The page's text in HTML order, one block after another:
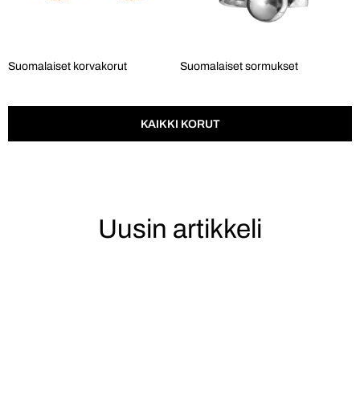
Suomalaiset korvakorut Suomalaiset sormukset
KAIKKI KORUT
Uusin artikkeli